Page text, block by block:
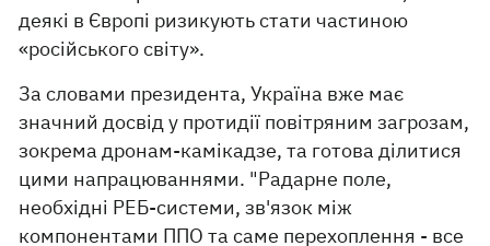
деякі в Європі ризикують стати частиною
«російського світу».
За словами президента, Україна вже має
значний досвід у протидії повітряним загрозам,
зокрема дронам-камікадзе, та готова ділитися
цими напрацюваннями. "Радарне поле,
необхідні РЕБ-системи, зв'язок між
компонентами ППО та саме перехоплення - все